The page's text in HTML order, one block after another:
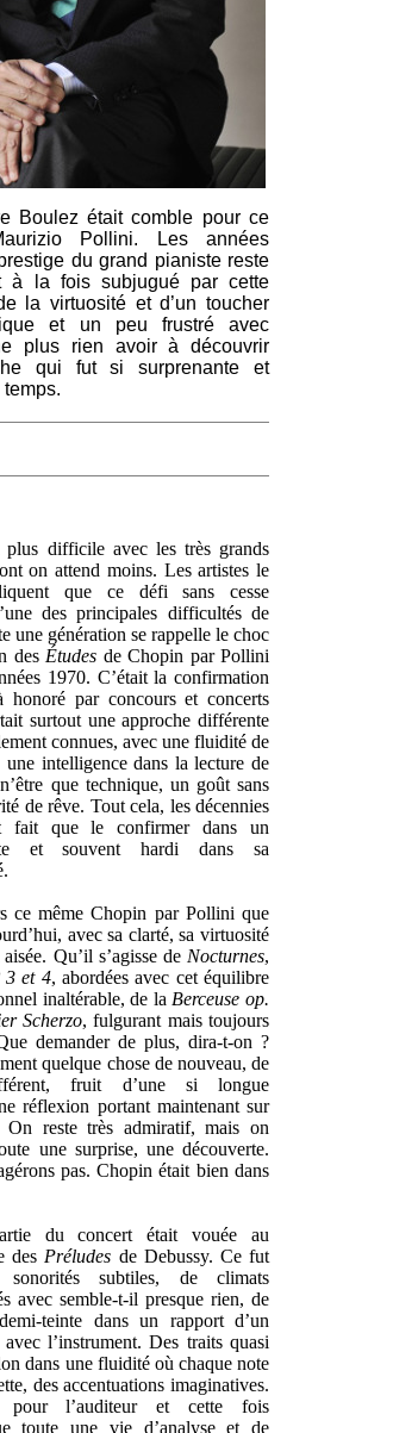
Boulez était comble pour ce
Pollini. Les années
du grand pianiste reste
à la fois subjugué par cette
la virtuosité et d’un toucher
et un peu frustré avec
plus rien avoir à découvrir
qui fut si surprenante et
plus difficile avec les très grands
on attend moins. Les artistes le
que ce défi sans cesse
des principales difficultés de
une génération se rappelle le choc
des Études de Chopin par Pollini
1970. C’était la confirmation
honoré par concours et concerts
surtout une approche différente
connues, avec une fluidité de
une intelligence dans la lecture de
que technique, un goût sans
de rêve. Tout cela, les décennies
fait que le confirmer dans un
et souvent hardi dans sa
ce même Chopin par Pollini que
avec sa clarté, sa virtuosité
Qu’il s’agisse de Nocturnes,
3 et 4, abordées avec cet équilibre
inaltérable, de la Berceuse op.
Scherzo, fulgurant mais toujours
demander de plus, dira-t-on ?
quelque chose de nouveau, de
fruit d’une si longue
réflexion portant maintenant sur
On reste très admiratif, mais on
une surprise, une découverte.
pas. Chopin était bien dans
du concert était vouée au
des Préludes de Debussy. Ce fut
subtiles, de climats
avec semble-t-il presque rien, de
teinte dans un rapport d’un
l’instrument. Des traits quasi
dans une fluidité où chaque note
des accentuations imaginatives.
pour l’auditeur et cette fois
toute une vie d’analyse et de